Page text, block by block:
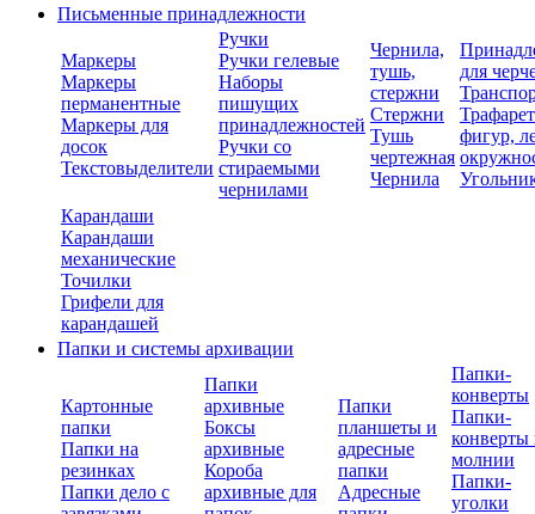
Письменные принадлежности
Маркеры
Маркеры
перманентные
Маркеры для
досок
Текстовыделители
Ручки
Ручки гелевые
Наборы
пишущих
принадлежностей
Ручки со
стираемыми
чернилами
Чернила,
тушь,
стержни
Стержни
Тушь
чертежная
Чернила
для
фигур,
Карандаши
Карандаши
механические
Точилки
Грифели для
карандашей
Папки и системы архивации
Картонные
папки
Папки на
резинках
Папки дело с
Папки
архивные
Боксы
архивные
Короба
архивные для
Папки
планшеты и
адресные
папки
Адресные
Папки-
конверты
Папки-
конверты
молнии
Папки-
уголки